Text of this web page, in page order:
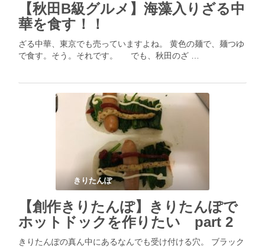
【秋田B級グルメ】海藻入りざる中
華を食す！！
ざる中華、東京でも売っていますよね。 黄色の麺で、麺つゆ
で食す。そう。それです。 でも、秋田のざ …
きりたんぽ
【創作きりたんぽ】きりたんぽで
ホットドックを作りたい part 2
きりたんぽの真ん中にあるなんでも受け付ける穴。 ブラック